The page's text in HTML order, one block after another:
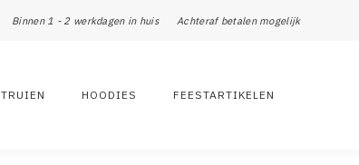
Binnen 1 - 2 werkdagen in huis Achteraf betalen mogelijk
TRUIEN HOODIES FEESTARTIKELEN